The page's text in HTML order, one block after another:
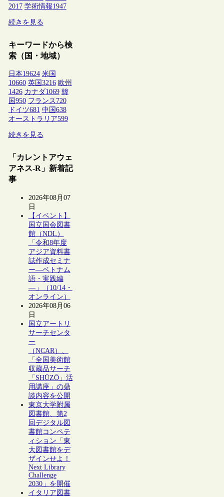
2017 学術情報1947
続きを見る
キーワードから検
索（国・地域）
日本19624 米国
10660 英国 3216 欧州
1426 カナダ1069 韓
国 950 フランス 720
ドイツ681 中国 638
オーストラリア599
続きを見る
「カレントアウェ
アネス-R」新着記
事
2026年08月07
日
【イベント】
国立国会図書
館（NDL）
「令和8年度
アジア資料書
誌作成セミナ
ー―ベトナム
語・実践編
―」（10/14・
オンライン）
2026年08月06
日
国立アートリ
サーチセンタ
ー
（NCAR）、
「全国美術館
収蔵品サーチ
「SHŪZŌ」活
用講座」の鼎
談内容を公開
東京大学附属
図書館、第2
回デジタル図
書館コンペテ
ィション「東
大図書館をデ
ザインせよ！
Next Library
Challenge
2030」を開催
イタリア図書